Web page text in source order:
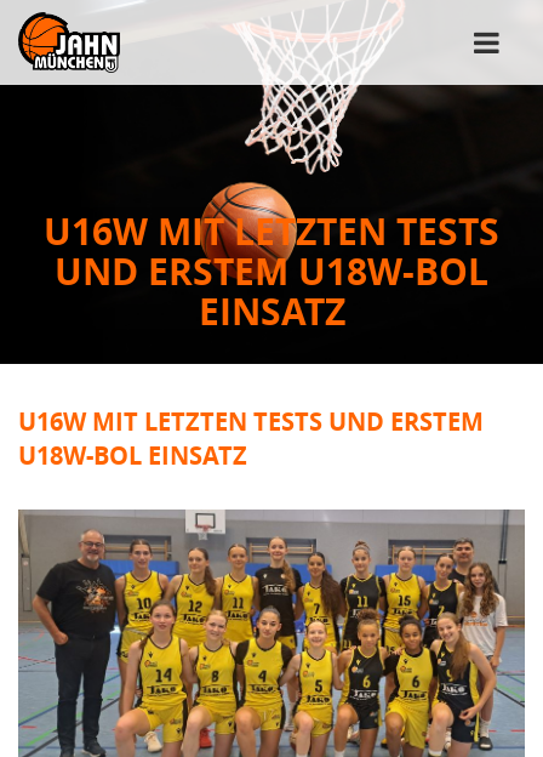
U16W MIT LETZTEN TESTS
UND ERSTEM U18W-BOL
EINSATZ
U16W MIT LETZTEN TESTS UND ERSTEM
U18W-BOL EINSATZ